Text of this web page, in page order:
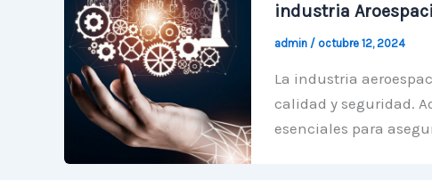
industria
admin / octubre 12, 2024
La industria
calidad y seguridad.
esenciales para